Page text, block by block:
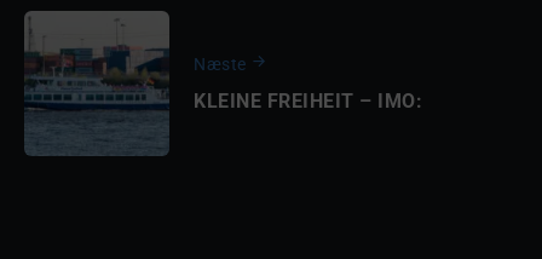
Næste
KLEINE FREIHEIT – IMO: